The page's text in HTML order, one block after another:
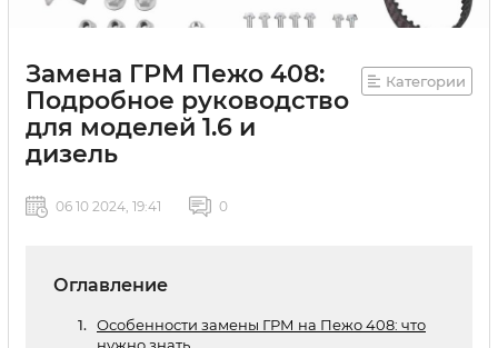
Замена ГРМ Пежо 408:
Подробное руководство
для моделей 1.6 и
дизель
Категории
06 10 2024, 19:41 0
Оглавление
Особенности замены ГРМ на Пежо 408: что